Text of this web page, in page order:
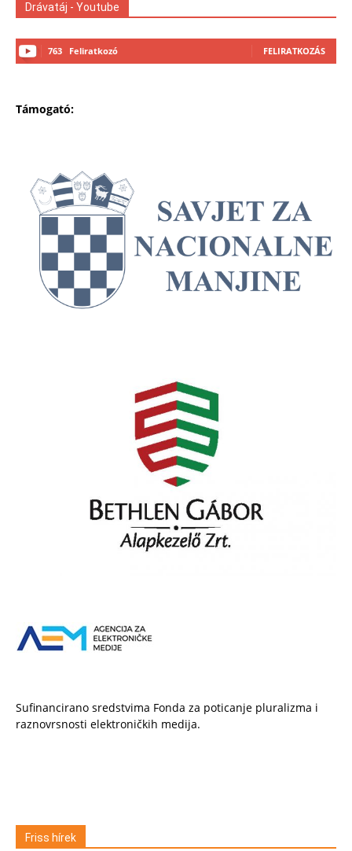
Drávatáj - Youtube
763 Feliratkozó FELIRATKOZÁS
Támogató:
Sufinancirano sredstvima Fonda za poticanje pluralizma i
raznovrsnosti elektroničkih medija.
Friss hírek